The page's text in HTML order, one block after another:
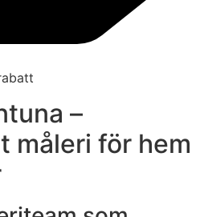
–
måleri för hem